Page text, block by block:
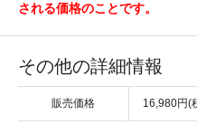
される価格のことです。
その他の詳細情報
販売価格 16,980円(